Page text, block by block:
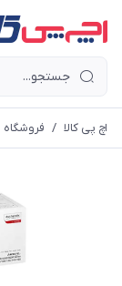
اچ پی کالا / فروشگاه